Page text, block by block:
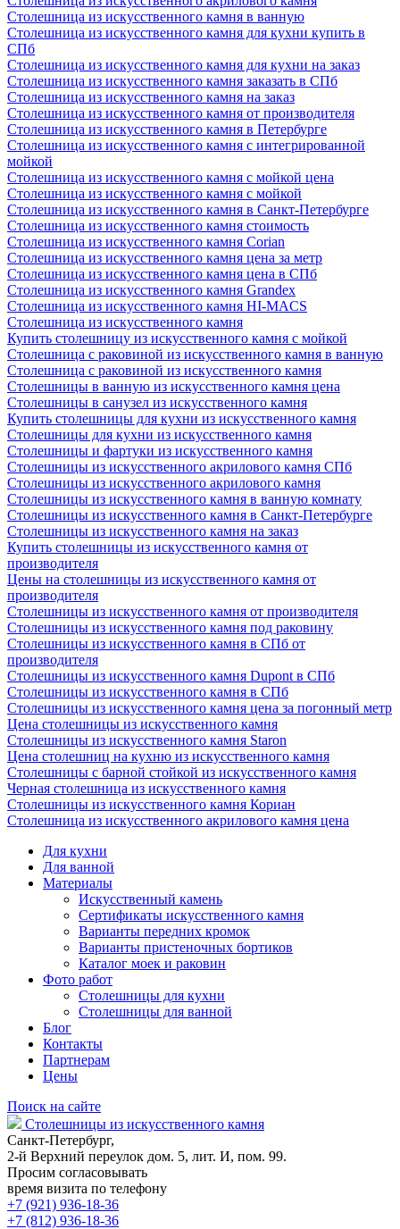
Столешница из искусственного камня в ванную
Столешница из искусственного камня для кухни купить в
СПб
Столешница из искусственного камня для кухни на заказ
Столешница из искусственного камня заказать в СПб
Столешница из искусственного камня на заказ
Столешница из искусственного камня от производителя
Столешница из искусственного камня в Петербурге
Столешница из искусственного камня с интегрированной
мойкой
Столешница из искусственного камня с мойкой цена
Столешница из искусственного камня с мойкой
Столешница из искусственного камня в Санкт-Петербурге
Столешница из искусственного камня стоимость
Столешница из искусственного камня Сorian
Столешница из искусственного камня цена за метр
Столешница из искусственного камня цена в СПб
Столешница из искусственного камня Grandex
Столешница из искусственного камня HI-MACS
Столешница из искусственного камня
Купить столешницу из искусственного камня с мойкой
Столешница с раковиной из искусственного камня в ванную
Столешница с раковиной из искусственного камня
Столешницы в ванную из искусственного камня цена
Столешницы в санузел из искусственного камня
Купить столешницы для кухни из искусственного камня
Столешницы для кухни из искусственного камня
Столешницы и фартуки из искусственного камня
Столешницы из искусственного акрилового камня СПб
Столешницы из искусственного акрилового камня
Столешницы из искусственного камня в ванную комнату
Столешницы из искусственного камня в Санкт-Петербурге
Столешницы из искусственного камня на заказ
Купить столешницы из искусственного камня от
производителя
Цены на столешницы из искусственного камня от
производителя
Столешницы из искусственного камня от производителя
Столешницы из искусственного камня под раковину
Столешницы из искусственного камня в СПб от
производителя
Столешницы из искусственного камня Dupont в СПб
Столешницы из искусственного камня в СПб
Столешницы из искусственного камня цена за погонный метр
Цена столешницы из искусственного камня
Столешницы из искусственного камня Staron
Цена столешниц на кухню из искусственного камня
Столешницы с барной стойкой из искусственного камня
Черная столешница из искусственного камня
Столешницы из искусственного камня Кориан
Столешница из искусственного акрилового камня цена
Для кухни
Для ванной
Материалы
Искусственный камень
Сертификаты искусственного камня
Варианты передних кромок
Варианты пристеночных бортиков
Каталог моек и раковин
Фото работ
Столешницы для кухни
Столешницы для ванной
Блог
Контакты
Партнерам
Цены
Поиск на сайте
Столешницы из искусственного камня
Санкт-Петербург,
2-й Верхний переулок дом. 5, лит. И, пом. 99.
Просим согласовывать
время визита по телефону
+7 (921) 936-18-36
+7 (812) 936-18-36